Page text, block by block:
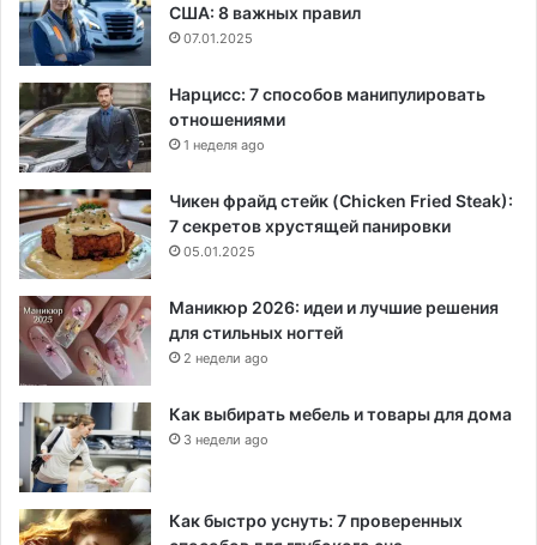
США: 8 важных правил
07.01.2025
Нарцисс: 7 способов манипулировать
отношениями
1 неделя ago
Чикен фрайд стейк (Chicken Fried Steak):
7 секретов хрустящей панировки
05.01.2025
Маникюр 2026: идеи и лучшие решения
для стильных ногтей
2 недели ago
Как выбирать мебель и товары для дома
3 недели ago
Как быстро уснуть: 7 проверенных